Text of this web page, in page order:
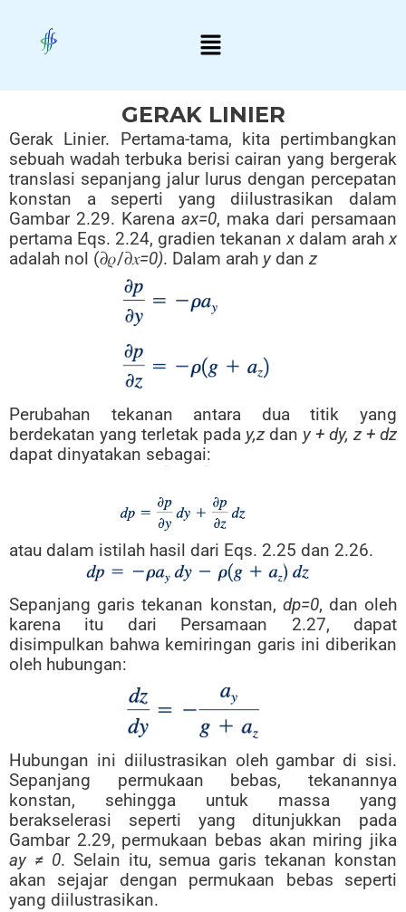
content
Menu
GERAK LINIER
Gerak Linier. Pertama-tama, kita pertimbangkan
sebuah wadah terbuka berisi cairan yang bergerak
translasi sepanjang jalur lurus dengan percepatan
konstan a seperti yang diilustrasikan dalam
Gambar 2.29. Karena ax=0, maka dari persamaan
pertama Eqs. 2.24, gradien tekananx dalam arahx
adalah nol (𝜕𝜌/𝜕𝑥=0). Dalam arah y dan z
Perubahan tekanan antara dua titik yang
berdekatan yang terletak pada y,z dan y + dy, z + dz
dapat dinyatakan sebagai:
atau dalam istilah hasil dari Eqs. 2.25 dan 2.26.
Sepanjang garis tekanan konstan, dp=0, dan oleh
karena itu dari Persamaan 2.27, dapat
disimpulkan bahwa kemiringan garis ini diberikan
oleh hubungan:
Hubungan ini diilustrasikan oleh gambar di sisi.
Sepanjang permukaan bebas, tekanannya
konstan, sehingga untuk massa yang
berakselerasi seperti yang ditunjukkan pada
Gambar 2.29, permukaan bebas akan miring jika
ay ≠ 0. Selain itu, semua garis tekanan konstan
akan sejajar dengan permukaan bebas seperti
yang diilustrasikan.